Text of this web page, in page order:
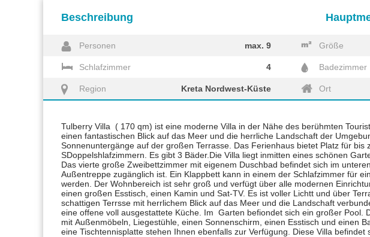
Beschreibung
Personen max. 9 Größe
Schlafzimmer 4 Badezimmer
Region Kreta Nordwest-Küste Ort
Tulberry Villa ( 170 qm) ist eine moderne Villa in der Nähe des berühmten
einen fantastischen Blick auf das Meer und die herrliche Landschaft der
Sonnenuntergänge auf der großen Terrasse. Das Ferienhaus bietet Platz für bis
SDoppelshlafzimmern. Es gibt 3 Bäder.Die Villa liegt inmitten eines schönen
Das vierte große Zweibettzimmer mit eigenem Duschbad befindet sich im
Außentreppe zugänglich ist. Ein Klappbett kann in einem der Schlafzimmer für
werden. Der Wohnbereich ist sehr groß und verfügt über alle modernen
einen großen Esstisch, einen Kamin und Sat-TV. Es ist voller Lichtt und über
schattigen Terrsse mit herrlichem Blick auf das Meer und die Landschaft
eine offene voll ausgestattete Küche. Im Garten befiondet sich ein großer Pool.
mit Außenmöbeln, Liegestühle, einen Sonnenschirm, einen Esstisch und einen
eine Tischtennisplatte stehen Ihnen ebenfalls zur Verfügung. Diese Villa befindet